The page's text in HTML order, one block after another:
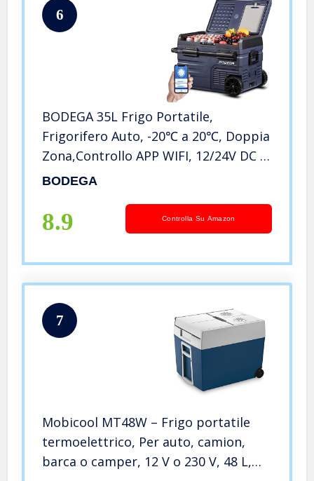
6
BODEGA 35L Frigo Portatile,
Frigorifero Auto, -20℃ a 20℃, Doppia
Zona,Controllo APP WIFI, 12/24V DC e
100/240V AC, Per Auto, Camion,
BODEGA
8.9 Controlla Su Amazon
7
Mobicool MT48W – Frigo portatile
termoelettrico, Per auto, camion,
barca o camper, 12 V o 230 V, 48 L,